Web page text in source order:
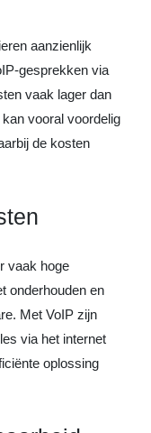
aanzienlijk
gesprekken via
vaak lager dan
vooral voordelig
de kosten
vaak hoge
onderhouden en
Met VoIP zijn
via het internet
oplossing